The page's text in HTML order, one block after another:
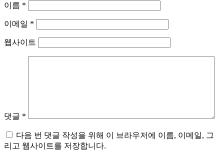
이름 *
이메일 *
웹사이트
댓글 *
다음 번 댓글 작성을 위해 이 브라우저에 이름, 이메일, 그
리고 웹사이트를 저장합니다.